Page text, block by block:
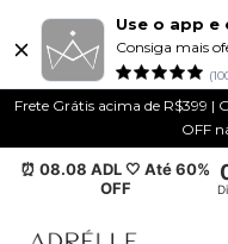
Use o app e
Consiga mais
Frete Grátis acima de R$399 |
OFF
⏰ 08.08 ADL 🤍 Até 60%
OFF